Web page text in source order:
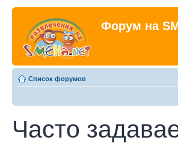
Форум на
Список форумов
Часто